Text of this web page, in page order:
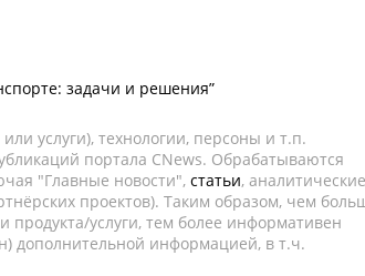
задачи и решения”
услуги), технологии, персоны и т.п.
портала CNews. Обрабатываются
"Главные новости", статьи, аналитические
проектов). Таким образом, чем
услуги, тем более информативен
дополнительной информацией, в т.ч.